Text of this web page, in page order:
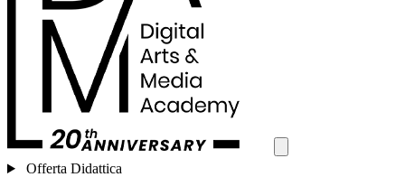
Offerta Didattica